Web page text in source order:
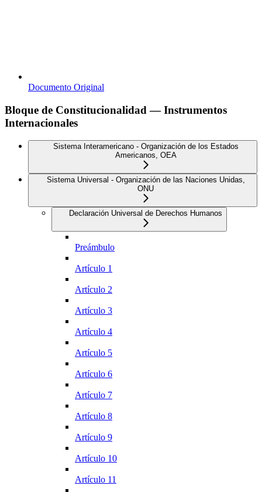
Documento Original
Bloque de Constitucionalidad — Instrumentos
Internacionales
Sistema Interamericano - Organización de los Estados
Americanos, OEA
Sistema Universal - Organización de las Naciones Unidas,
ONU
Declaración Universal de Derechos Humanos
Preámbulo
Artículo 1
Artículo 2
Artículo 3
Artículo 4
Artículo 5
Artículo 6
Artículo 7
Artículo 8
Artículo 9
Artículo 10
Artículo 11